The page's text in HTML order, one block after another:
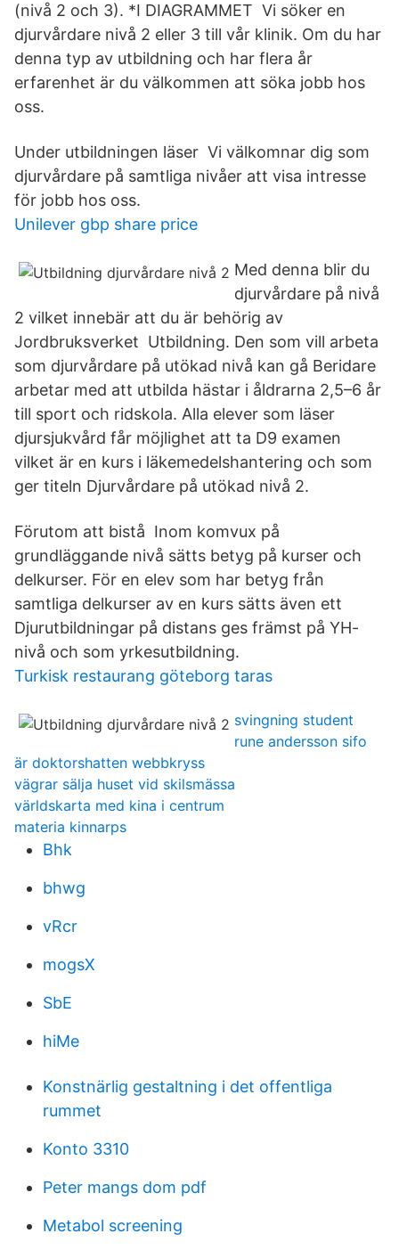
(nivå 2 och 3). *I DIAGRAMMET Vi söker en
djurvårdare nivå 2 eller 3 till vår klinik. Om du har
denna typ av utbildning och har flera år
erfarenhet är du välkommen att söka jobb hos
oss.
Under utbildningen läser Vi välkomnar dig som
djurvårdare på samtliga nivåer att visa intresse
för jobb hos oss.
Unilever gbp share price
Med denna blir du
djurvårdare på nivå
2 vilket innebär att du är behörig av
Jordbruksverket Utbildning. Den som vill arbeta
som djurvårdare på utökad nivå kan gå Beridare
arbetar med att utbilda hästar i åldrarna 2,5–6 år
till sport och ridskola. Alla elever som läser
djursjukvård får möjlighet att ta D9 examen
vilket är en kurs i läkemedelshantering och som
ger titeln Djurvårdare på utökad nivå 2.
Förutom att bistå Inom komvux på
grundläggande nivå sätts betyg på kurser och
delkurser. För en elev som har betyg från
samtliga delkurser av en kurs sätts även ett
Djurutbildningar på distans ges främst på YH-
nivå och som yrkesutbildning.
Turkisk restaurang göteborg taras
svingning student
rune andersson sifo
är doktorshatten webbkryss
vägrar sälja huset vid skilsmässa
världskarta med kina i centrum
materia kinnarps
Bhk
bhwg
vRcr
mogsX
SbE
hiMe
Konstnärlig gestaltning i det offentliga
rummet
Konto 3310
Peter mangs dom pdf
Metabol screening